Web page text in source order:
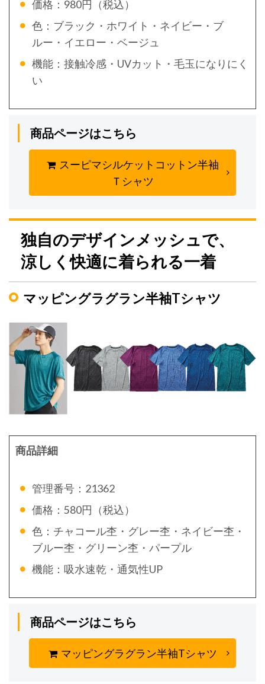
価格：980円（税込）
色：ブラック・ホワイト・ネイビー・ブ
ルー・イエロー・ベージュ
機能：接触冷感・UVカット・毛玉になりにく
い
商品ページはこちら
スーピマシルケットコットン半袖
Ｔシャツ
独自のデザインメッシュで、
涼しく快適に着られる一着
マッピングラグラン半袖Tシャツ
商品詳細
管理番号：21362
価格：580円（税込）
色：チャコール杢・グレー杢・ネイビー杢・
ブルー杢・グリーン杢・パープル
機能：吸水速乾・通気性UP
商品ページはこちら
マッピングラグラン半袖Tシャツ